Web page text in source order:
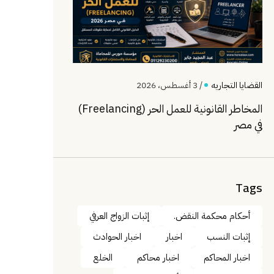
القضايا التجاريه / 3 أغسطس، 2026
المخاطر القانونية للعمل الحر (Freelancing)
في مصر
Tags
أحكام محكمة النقض.
إثبات الزواج العرفي
إثبات النسب
اخبار
اخبار الحوادث
اخبار المحاكم
اخبار محاكم
الخلع